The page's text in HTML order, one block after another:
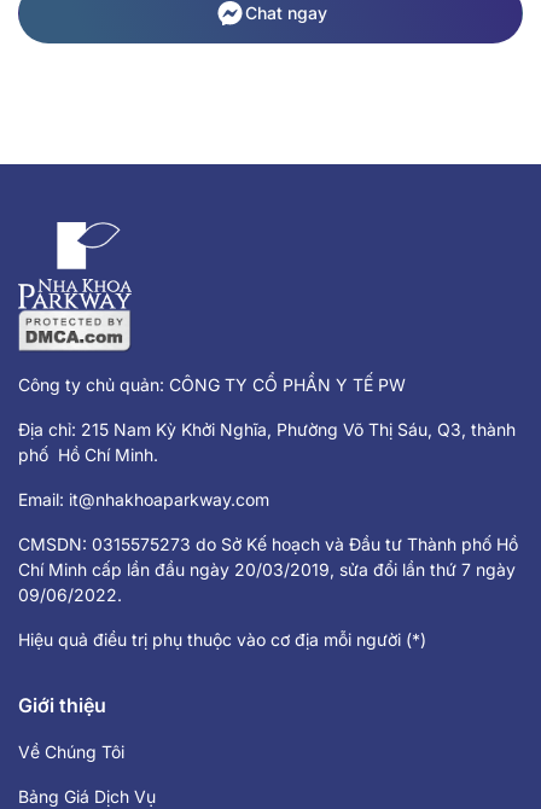
Chat ngay
Công ty chủ quản: CÔNG TY CỔ PHẦN Y TẾ PW
Địa chỉ: 215 Nam Kỳ Khởi Nghĩa, Phường Võ Thị Sáu, Q3, thành
phố Hồ Chí Minh.
Email: it@nhakhoaparkway.com
CMSDN: 0315575273 do Sở Kế hoạch và Đầu tư Thành phố Hồ
Chí Minh cấp lần đầu ngày 20/03/2019, sửa đổi lần thứ 7 ngày
09/06/2022.
Hiệu quả điều trị phụ thuộc vào cơ địa mỗi người (*)
Giới thiệu
Về Chúng Tôi
Bảng Giá Dịch Vụ